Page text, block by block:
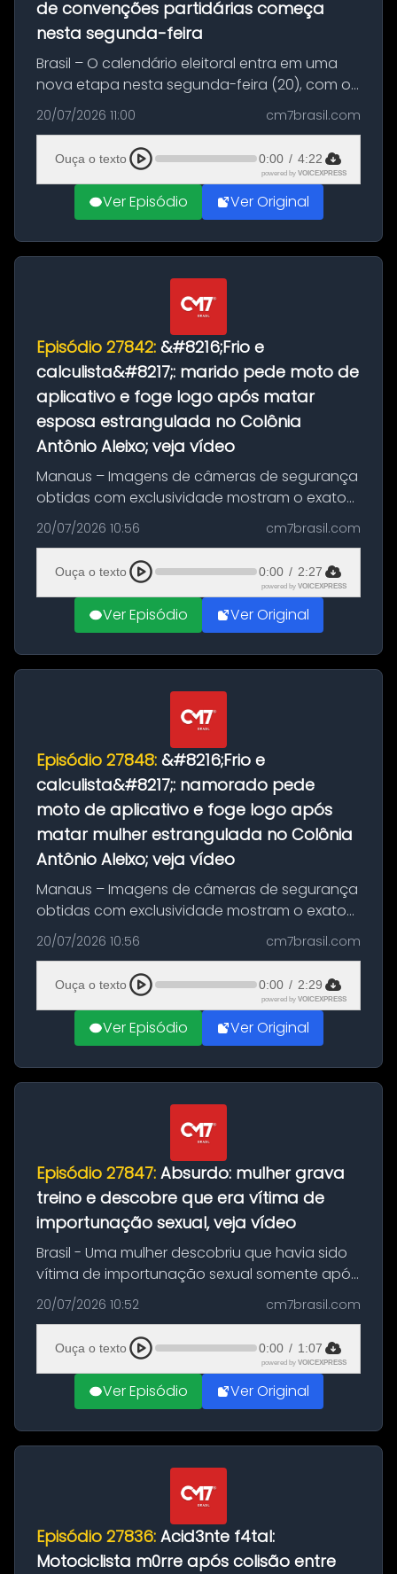
de convenções partidárias começa
nesta segunda-feira
Brasil – O calendário eleitoral entra em uma
nova etapa nesta segunda-feira (20), com o
início do período destinado às convenções
partidárias. Até 5 de agosto, partidos e
federações poderão oficializa...
20/07/2026 11:00 cm7brasil.com
Ouça o texto 0:00 / 4:22
powered by VOICEXPRESS
Ver Episódio Ver Original
Episódio 27842: &#8216;Frio e
calculista&#8217;: marido pede moto de
aplicativo e foge logo após matar
esposa estrangulada no Colônia
Antônio Aleixo; veja vídeo
Manaus – Imagens de câmeras de segurança
obtidas com exclusividade mostram o exato
momento da fuga do principal suspeito da
morte de Larissa Araújo, de 28 anos. O crime
ocorreu na noite deste último d...
20/07/2026 10:56 cm7brasil.com
Ouça o texto 0:00 / 2:27
powered by VOICEXPRESS
Ver Episódio Ver Original
Episódio 27848: &#8216;Frio e
calculista&#8217;: namorado pede
moto de aplicativo e foge logo após
matar mulher estrangulada no Colônia
Antônio Aleixo; veja vídeo
Manaus – Imagens de câmeras de segurança
obtidas com exclusividade mostram o exato
momento da fuga do principal suspeito da
morte de Larissa Araújo, de 28 anos. O crime
ocorreu na noite deste último d...
20/07/2026 10:56 cm7brasil.com
Ouça o texto 0:00 / 2:29
powered by VOICEXPRESS
Ver Episódio Ver Original
Episódio 27847: Absurdo: mulher grava
treino e descobre que era vítima de
importunação sexual, veja vídeo
Brasil - Uma mulher descobriu que havia sido
vítima de importunação sexual somente após
assistir a um vídeo que gravou enquanto
treinava na academia de um condomínio em
Feira de Santana, na Bahia. O c...
20/07/2026 10:52 cm7brasil.com
Ouça o texto 0:00 / 1:07
powered by VOICEXPRESS
Ver Episódio Ver Original
Episódio 27836: Acid3nte f4tal:
Motociclista m0rre após colisão entre